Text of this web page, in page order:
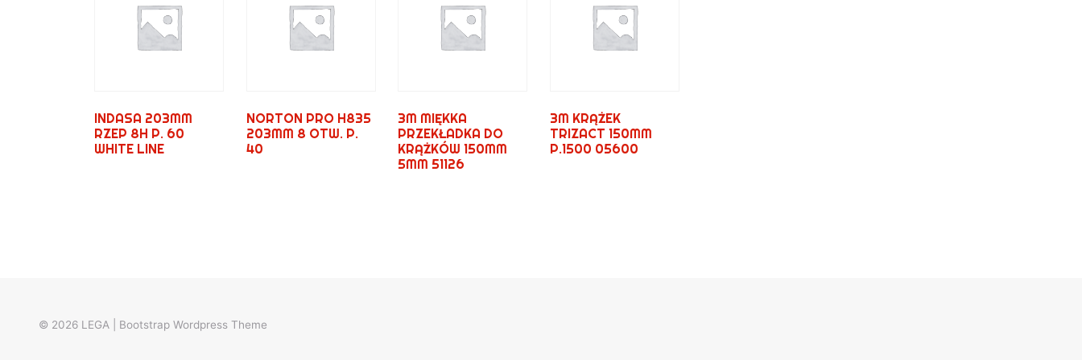
INDASA 203MM
RZEP 8H P. 60
WHITE LINE
NORTON PRO H835
203MM 8 OTW. P.
40
3M MIĘKKA
PRZEKŁADKA DO
KRĄŻKÓW 150MM
5MM 51126
3M KRĄŻEK
TRIZACT 150MM
P.1500 05600
© 2026 LEGA Bootstrap Wordpress Theme